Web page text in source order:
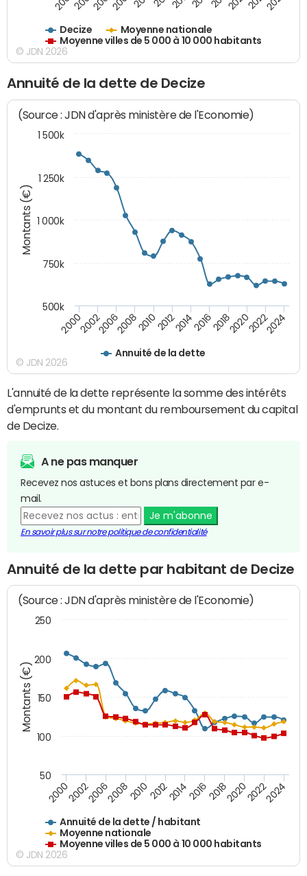
Decize
Moyenne nationale
Moyenne villes de 5 000 à 10 000 habitants
© JDN 2026
Annuité de la dette de Decize
Montants (€)
(Source : JDN d'après ministère de l'Economie)
Annuité de la dette
200020022006200820102012201420162018202020222024
1 000k
500k
750k
1 250k
1 500k
© JDN 2026
L'annuité de la dette représente la somme des intérêts
d'emprunts et du montant du remboursement du capital
de Decize.
A ne pas manquer
Recevez nos astuces et bons plans directement par e-
mail.
Je m'abonne
En savoir plus sur notre politique de confidentialité
Annuité de la dette par habitant de Decize
Montants (€)
(Source : JDN d'après ministère de l'Economie)
Annuité de la dette / habitant
Moyenne nationale
Moyenne villes de 5 000 à 10 000 habitants
200020022006200820102012201420162018202020222024
100
150
200
50
250
© JDN 2026